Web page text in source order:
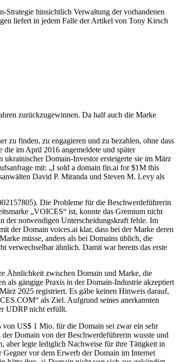
hinsichtlich Verwaltung der vorhandenen
liefert in jedem Falle der Artikel von Tony Kirsch
zurückzugewinnen. Da half auch die Marke
zu finden, zu engagieren und zu bezahlen, ohne dass
die im April 2016 angemeldete und später
Domain-Investor ersteigerte sie im März
mit: „I sold a domain fin.ai for $1M this
David P. Miranda und Steven M. Levy als
Die Probleme für die Beschwerdeführerin
„VOICES“ ist, konnte das Gremium nicht
der notwendigen Unterscheidungskraft fehle. Im
der Domain voices.ai klar, dass bei der Marke deren
müsse, anders als bei Domains üblich, die
verwechselbar ähnlich. Damit war bereits das erste
Ähnlichkeit zwischen Domain und Marke, die
als gängige Praxis in der Domain-Industrie akzeptiert
2025 registriert. Es gäbe keinen Hinweis darauf,
als Ziel. Aufgrund seines anerkannten
UDRP nicht erfüllt.
von US$ 1 Mio. für die Domain sei zwar ein sehr
Domain von der Beschwerdeführerin wusste und
aber legte lediglich Nachweise für ihre Tätigkeit in
Gegner vor dem Erwerb der Domain im Internet